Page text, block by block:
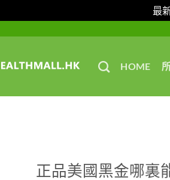
最
HOME
正品美國黑金哪裏